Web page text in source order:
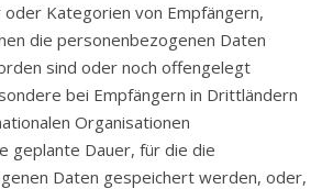
Kategorien von Empfängern,
die personenbezogenen Daten
sind oder noch offengelegt
bei Empfängern in Drittländern
Organisationen
geplante Dauer, für die die
Daten gespeichert werden, oder,